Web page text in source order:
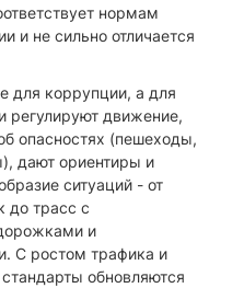
нормам
и не сильно отличается
для коррупции, а для
регулируют движение,
опасностях (пешеходы,
дают ориентиры и
ситуаций - от
до трасс с
и
С ростом трафика и
обновляются